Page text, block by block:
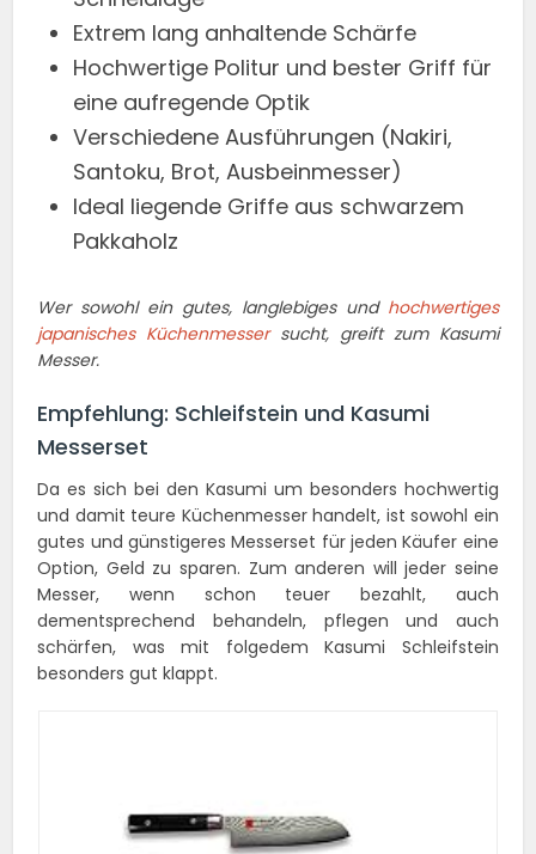
Extrem lang anhaltende Schärfe
Hochwertige Politur und bester Griff für
eine aufregende Optik
Verschiedene Ausführungen (Nakiri,
Santoku, Brot, Ausbeinmesser)
Ideal liegende Griffe aus schwarzem
Pakkaholz
Wer sowohl ein gutes, langlebiges und hochwertiges
japanisches Küchenmessersucht, greift zum Kasumi
Messer.
Empfehlung: Schleifstein und Kasumi
Messerset
Da es sich bei den Kasumi um besonders hochwertig
und damit teure Küchenmesser handelt, ist sowohl ein
gutes und günstigeres Messerset für jeden Käufer eine
Option, Geld zu sparen. Zum anderen will jeder seine
Messer, wenn schon teuer bezahlt, auch
dementsprechend behandeln, pflegen und auch
schärfen, was mit folgedem Kasumi Schleifstein
besonders gut klappt.